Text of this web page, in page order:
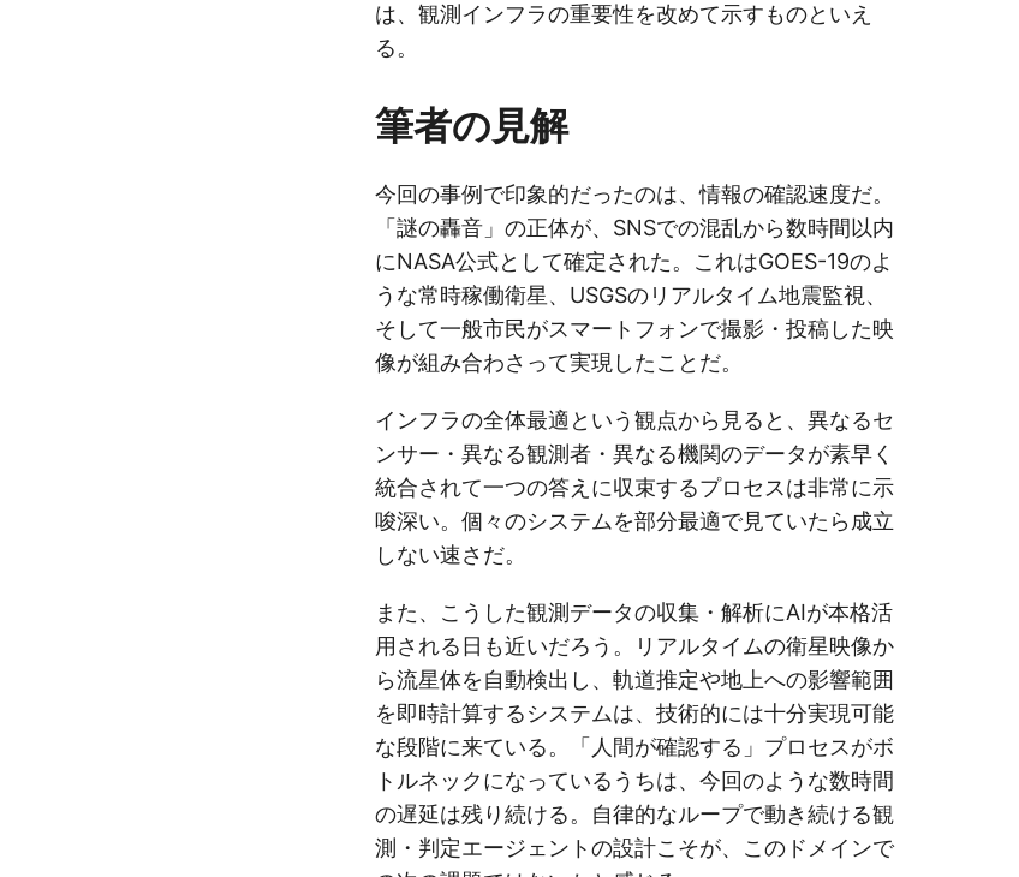
は、観測インフラの重要性を改めて示すものといえ
る。
筆者の見解
今回の事例で印象的だったのは、情報の確認速度だ。
「謎の轟音」の正体が、SNSでの混乱から数時間以内
にNASA公式として確定された。これはGOES-19のよ
うな常時稼働衛星、USGSのリアルタイム地震監視、
そして一般市民がスマートフォンで撮影・投稿した映
像が組み合わさって実現したことだ。
インフラの全体最適という観点から見ると、異なるセ
ンサー・異なる観測者・異なる機関のデータが素早く
統合されて一つの答えに収束するプロセスは非常に示
唆深い。個々のシステムを部分最適で見ていたら成立
しない速さだ。
また、こうした観測データの収集・解析にAIが本格活
用される日も近いだろう。リアルタイムの衛星映像か
ら流星体を自動検出し、軌道推定や地上への影響範囲
を即時計算するシステムは、技術的には十分実現可能
な段階に来ている。「人間が確認する」プロセスがボ
トルネックになっているうちは、今回のような数時間
の遅延は残り続ける。自律的なループで動き続ける観
測・判定エージェントの設計こそが、このドメインで